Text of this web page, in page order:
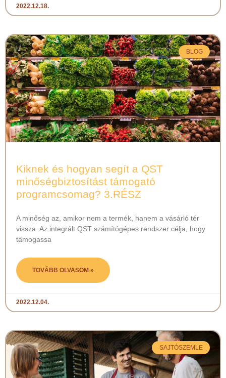
2022.12.18.
BLOG
Kiknek és hogyan segít a QST
minőségbiztosítást támogató
programcsomag? 3.RÉSZ
A minőség az, amikor nem a termék, hanem a vásárló tér
vissza. Az integrált QST számítógépes rendszer célja, hogy
támogassa
TOVÁBB OLVASOM »
2022.12.04.
SAJTÓSZEMLE